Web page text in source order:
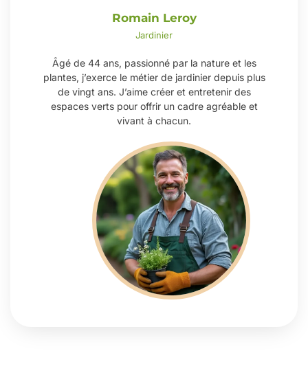
Romain Leroy
Jardinier
Âgé de 44 ans, passionné par la nature et les
plantes, j’exerce le métier de jardinier depuis plus
de vingt ans. J’aime créer et entretenir des
espaces verts pour offrir un cadre agréable et
vivant à chacun.